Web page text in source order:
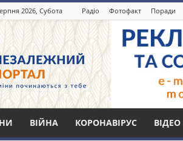
2026, Субота Радіо Фотофакт Поради
Незалежний
портал
Павлоград.dp.ua
ВІЙНА КОРОНАВІРУС ВІДЕО